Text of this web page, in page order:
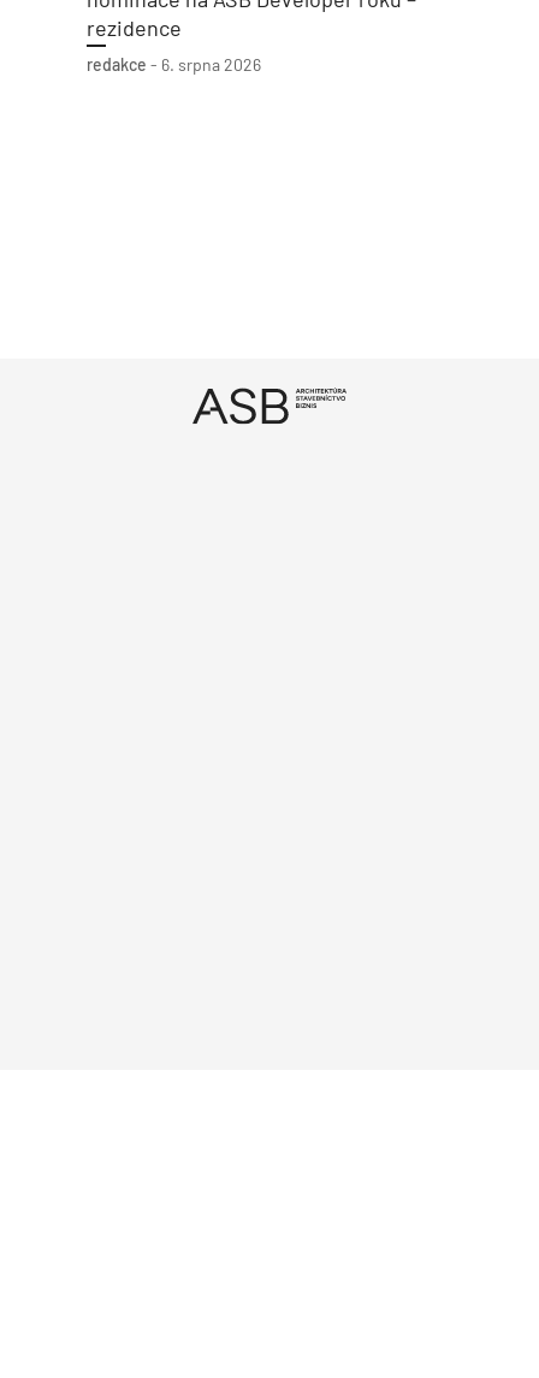
rezidence
redakce - 6. srpna 2026